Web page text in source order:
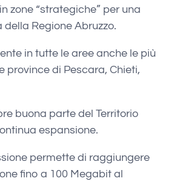
zone “strategiche” per una
Regione Abruzzo.
in tutte le aree anche le più
province di Pescara, Chieti,
buona parte del Territorio
espansione.
permette di raggiungere
fino a 100 Megabit al